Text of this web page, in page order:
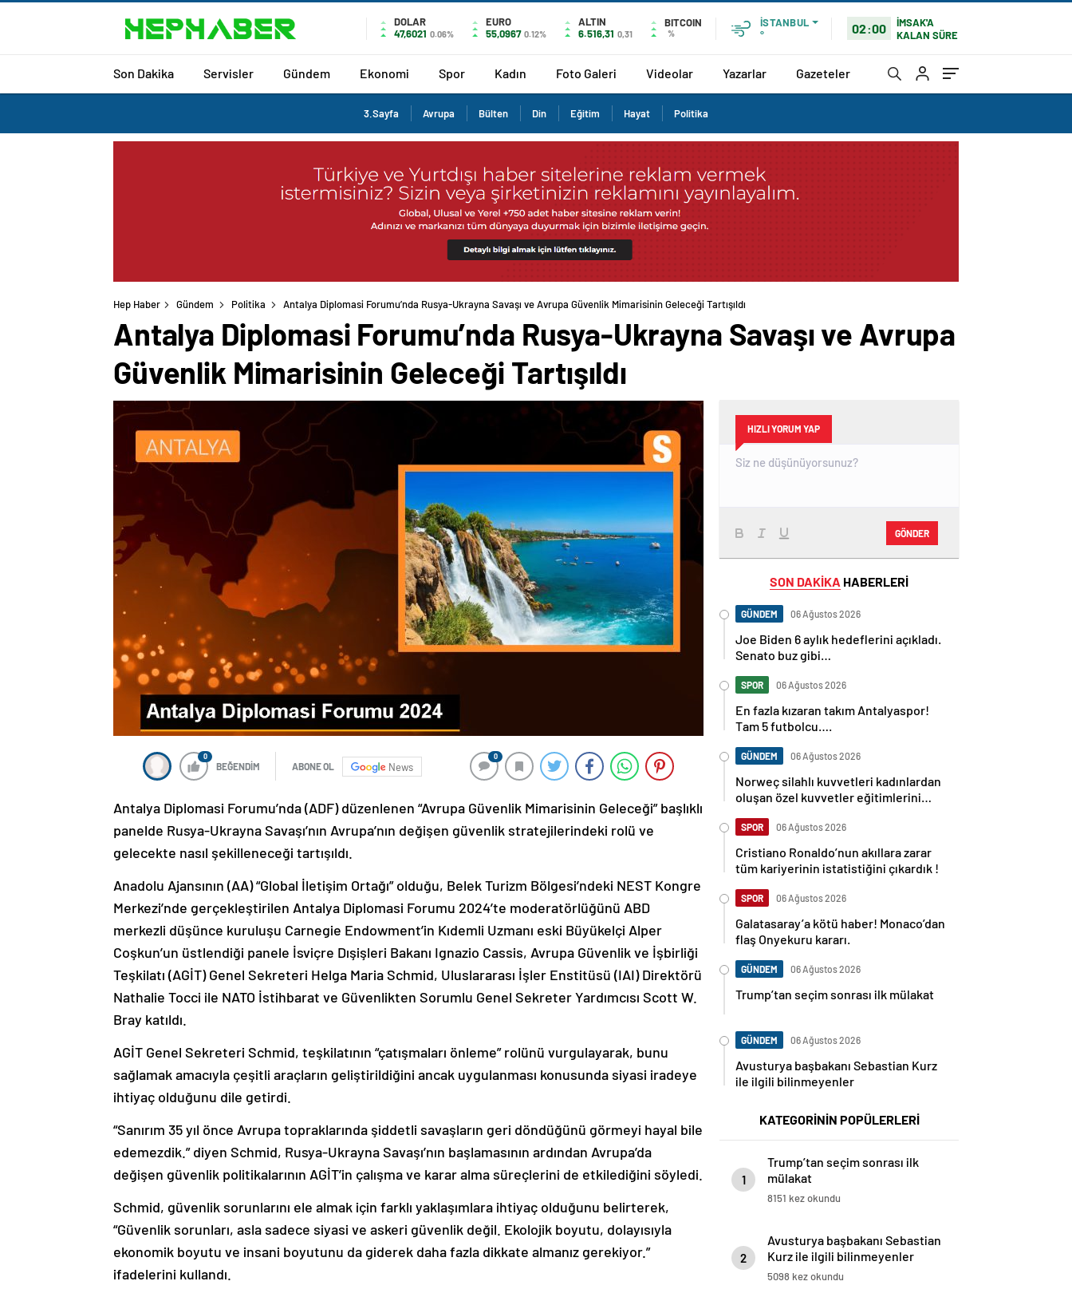
DOLAR
47,6021 0.06%
EURO
55,0967 0.12%
ALTIN
6.516,31 0,31
BITCOIN
%
İSTANBUL
°
02:00
İMSAK'A
KALAN SÜRE
Son Dakika Servisler Gündem Ekonomi Spor Kadın Foto Galeri Videolar Yazarlar Gazeteler
3.Sayfa Avrupa Bülten Din Eğitim Hayat Politika
Hep Haber Gündem Politika Antalya Diplomasi Forumu’nda Rusya-Ukrayna Savaşı ve Avrupa Güvenlik Mimarisinin Geleceği Tartışıldı
Antalya Diplomasi Forumu’nda Rusya-Ukrayna Savaşı ve Avrupa
Güvenlik Mimarisinin Geleceği Tartışıldı
0
BEĞENDİM ABONE OL News
0
Antalya Diplomasi Forumu’nda (ADF) düzenlenen “Avrupa Güvenlik Mimarisinin Geleceği” başlıklı
panelde Rusya-Ukrayna Savaşı’nın Avrupa’nın değişen güvenlik stratejilerindeki rolü ve
gelecekte nasıl şekilleneceği tartışıldı.
Anadolu Ajansının (AA) “Global İletişim Ortağı” olduğu, Belek Turizm Bölgesi’ndeki NEST Kongre
Merkezi’nde gerçekleştirilen Antalya Diplomasi Forumu 2024’te moderatörlüğünü ABD
merkezli düşünce kuruluşu Carnegie Endowment’in Kıdemli Uzmanı eski Büyükelçi Alper
Coşkun’un üstlendiği panele İsviçre Dışişleri Bakanı Ignazio Cassis, Avrupa Güvenlik ve İşbirliği
Teşkilatı (AGİT) Genel Sekreteri Helga Maria Schmid, Uluslararası İşler Enstitüsü (IAI) Direktörü
Nathalie Tocci ile NATO İstihbarat ve Güvenlikten Sorumlu Genel Sekreter Yardımcısı Scott W.
Bray katıldı.
AGİT Genel Sekreteri Schmid, teşkilatının “çatışmaları önleme” rolünü vurgulayarak, bunu
sağlamak amacıyla çeşitli araçların geliştirildiğini ancak uygulanması konusunda siyasi iradeye
ihtiyaç olduğunu dile getirdi.
“Sanırım 35 yıl önce Avrupa topraklarında şiddetli savaşların geri döndüğünü görmeyi hayal bile
edemezdik.” diyen Schmid, Rusya-Ukrayna Savaşı’nın başlamasının ardından Avrupa’da
değişen güvenlik politikalarının AGİT’in çalışma ve karar alma süreçlerini de etkilediğini söyledi.
Schmid, güvenlik sorunlarını ele almak için farklı yaklaşımlara ihtiyaç olduğunu belirterek,
“Güvenlik sorunları, asla sadece siyasi ve askeri güvenlik değil. Ekolojik boyutu, dolayısıyla
ekonomik boyutu ve insani boyutunu da giderek daha fazla dikkate almanız gerekiyor.”
ifadelerini kullandı.
HIZLI YORUM YAP
GÖNDER
SON DAKİKA HABERLERİ
GÜNDEM 06 Ağustos 2026
Joe Biden 6 aylık hedeflerini açıkladı.
Senato buz gibi…
SPOR 06 Ağustos 2026
En fazla kızaran takım Antalyaspor!
Tam 5 futbolcu….
GÜNDEM 06 Ağustos 2026
Norweç silahlı kuvvetleri kadınlardan
oluşan özel kuvvetler eğitimlerini
SPOR 06 Ağustos 2026
Cristiano Ronaldo’nun akıllara zarar
tüm kariyerinin istatistiğini çıkardık !
SPOR 06 Ağustos 2026
Galatasaray’a kötü haber! Monaco’dan
flaş Onyekuru kararı.
GÜNDEM 06 Ağustos 2026
Trump’tan seçim sonrası ilk mülakat
GÜNDEM 06 Ağustos 2026
Avusturya başbakanı Sebastian Kurz
ile ilgili bilinmeyenler
KATEGORİNİN POPÜLERLERİ
1
Trump’tan seçim sonrası ilk
mülakat
8151 kez okundu
2
Avusturya başbakanı Sebastian
Kurz ile ilgili bilinmeyenler
5098 kez okundu